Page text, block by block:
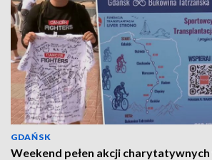
GDAŃSK
Weekend pełen akcji charytatywnych